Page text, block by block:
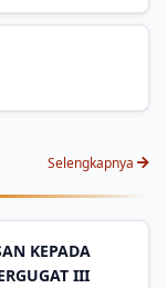
Selengkapnya
KEPADA
III